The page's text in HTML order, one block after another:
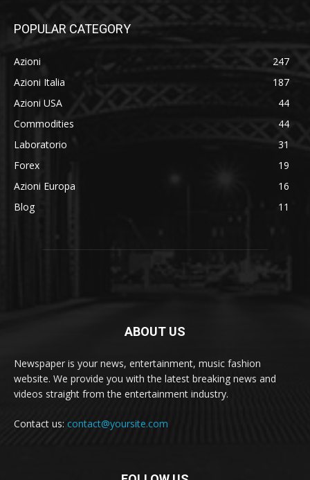
POPULAR CATEGORY
Azioni
247
Azioni Italia
187
Azioni USA
44
Commodities
44
Laboratorio
31
Forex
19
Azioni Europa
16
Blog
11
ABOUT US
Newspaper is your news, entertainment, music fashion
website. We provide you with the latest breaking news and
videos straight from the entertainment industry.
Contact us: contact@yoursite.com